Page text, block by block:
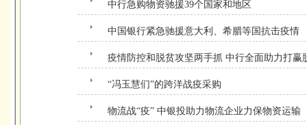
中行急购物资驰援39个国家和地区
中国银行紧急驰援意大利、希腊等国抗击疫情
疫情防控和脱贫攻坚两手抓 中行全面助力打赢
“冯玉慧们”的跨洋战疫采购
物流战“疫” 中银投助力物流企业力保物资运输